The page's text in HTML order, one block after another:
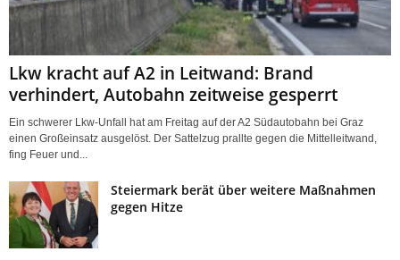
Lkw kracht auf A2 in Leitwand: Brand
verhindert, Autobahn zeitweise gesperrt
Ein schwerer Lkw-Unfall hat am Freitag auf der A2 Südautobahn bei Graz
einen Großeinsatz ausgelöst. Der Sattelzug prallte gegen die Mittelleitwand,
fing Feuer und...
Steiermark berät über weitere Maßnahmen
gegen Hitze